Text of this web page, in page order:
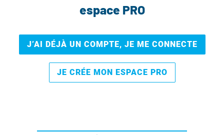
espace PRO
J’AI DÉJÀ UN COMPTE, JE ME CONNECTE
JE CRÉE MON ESPACE PRO